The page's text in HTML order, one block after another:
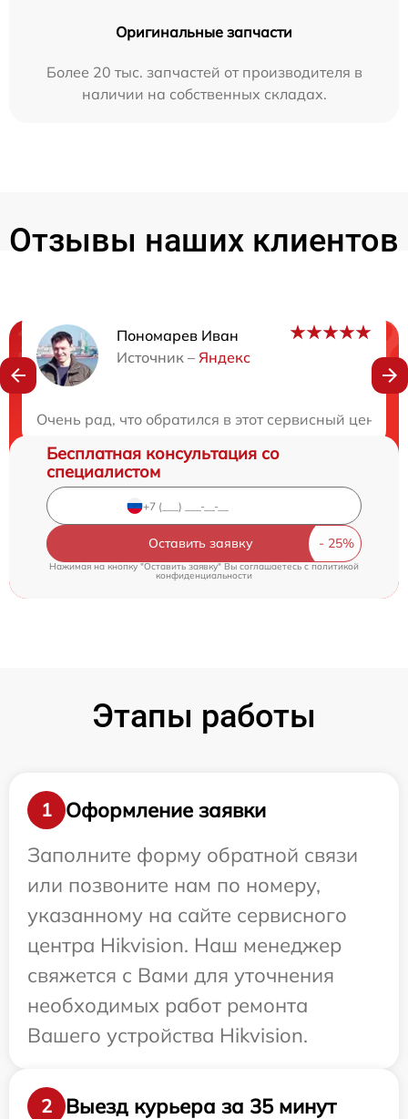
Оригинальные запчасти
Более 20 тыс. запчастей от производителя в
наличии на собственных складах.
Отзывы наших клиентов
Пономарев Иван
Источник – Яндекс
Очень рад, что обратился в этот сервисный
Нужна консультация?
Бесплатная консультация со
специалистом
Оставить заявку
Нажимая на кнопку "Оставить заявку" Вы соглашаетесь cполитикой
конфиденциальности
Этапы работы
1
Оформление заявки
Заполните форму обратной связи
или позвоните нам по номеру,
указанному на сайте сервисного
центра Hikvision. Наш менеджер
свяжется с Вами для уточнения
необходимых работ ремонта
Вашего устройства Hikvision.
2 Выезд курьера за 35 минут